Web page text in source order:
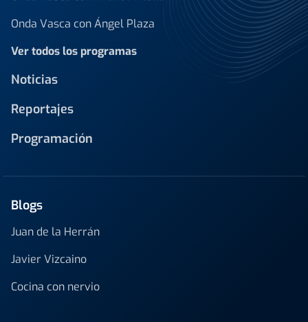
Onda Vasca con Ángel Plaza
Ver todos los programas
Noticias
Reportajes
Programación
Blogs
Juan de la Herrán
Javier Vizcaino
Cocina con nervio